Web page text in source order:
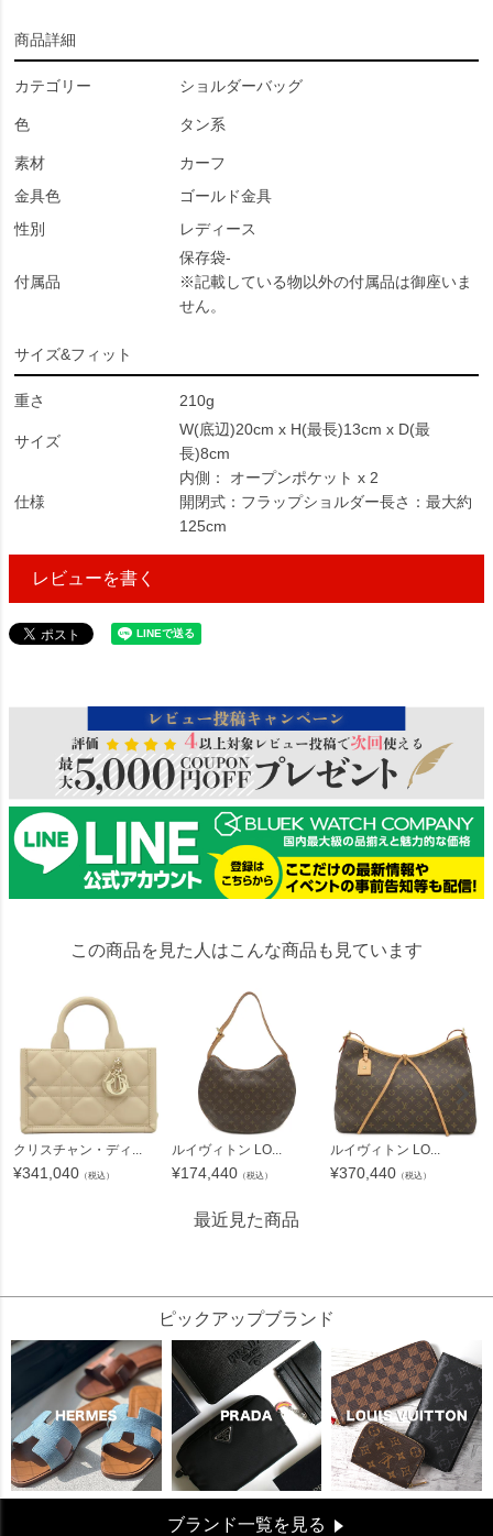
商品詳細
カテゴリー ショルダーバッグ
色 タン系
素材
カーフ
金具色
ゴールド金具
性別
レディース
付属品
保存袋-
※記載している物以外の付属品は御座いま
せん。
サイズ&フィット
重さ 210g
サイズ
W(底辺)20cm x H(最長)13cm x D(最
長)8cm
仕様
内側： オープンポケット x 2
開閉式：フラップショルダー長さ：最大約
125cm
レビューを書く
この商品を見た人はこんな商品も見ています
クリスチャン・ディ...
¥341,040 （税込）
ルイヴィトン LO...
¥174,440 （税込）
ルイヴィトン LO...
¥370,440 （税込）
最近見た商品
ピックアップブランド
ブランド一覧を見る